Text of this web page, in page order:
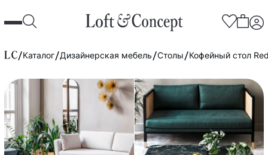
Каталог Дизайнерская мебель Столы Кофейный стол